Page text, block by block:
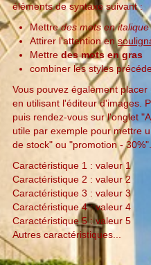
éléments de syntaxe suivant :
Mettredes mots en italique
Attirer l'attention en
Mettre des mots en gras
combiner les styles
Vous pouvez également
en utilisant l'éditeur d'images.
puis rendez-vous sur l'onglet
utile par exemple pour mettre
de stock" ou "promotion - 30%"..
Caractéristique 1 : valeur 1
Caractéristique 2 : valeur 2
Caractéristique 3 : valeur 3
Caractéristique 4 : valeur 4
Caractéristique 5 : valeur 5
Autres caractéristiques...